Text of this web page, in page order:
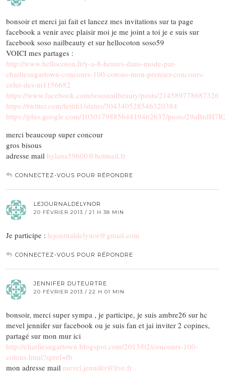
bonsoir et merci jai fait et lancez mes invitations sur ta page
facebook a venir avec plaisir moi je me joint a toi je e suis sur
facebook soso nailbeauty et sur hellocoton soso59
VOICI mes partages :
http://www.hellocoton.fr/y-a-8-heures-dans-mode-par-
charliesugartown-concours-100-cotons-mon-premier-concours-
celui-des-m1156682
https://www.facebook.com/sosonailbeauty/posts/214589778687326
https://twitter.com/lettifi1/status/304340528546320384
https://plus.google.com/103017988564419462637/posts/
merci beaucoup super concour
gros bisous
adresse mail hylana59600@hotmail.fr
CONNECTEZ-VOUS POUR RÉPONDRE
LEJOURNALDELYNOR
20 FÉVRIER 2013 / 21 H 38 MIN
Je participe : lejournaldelynor@gmail.com
CONNECTEZ-VOUS POUR RÉPONDRE
JENNIFER DUTEURTRE
20 FÉVRIER 2013 / 22 H 01 MIN
bonsoir, merci super sympa , je participe, je suis ambre26 sur hc
mevel jennifer sur facebook ou je suis fan et jai inviter 2 copines,
partagé sur mon mur ici
http://charliesugartown.blogspot.com/2013/02/concours-100-
cotons.html?spref=fb
mon adresse mail mevel.jennifer@live.fr